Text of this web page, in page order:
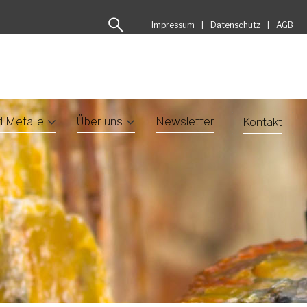
Impressum Datenschutz AGB
Metalle Über uns Newsletter Kontakt